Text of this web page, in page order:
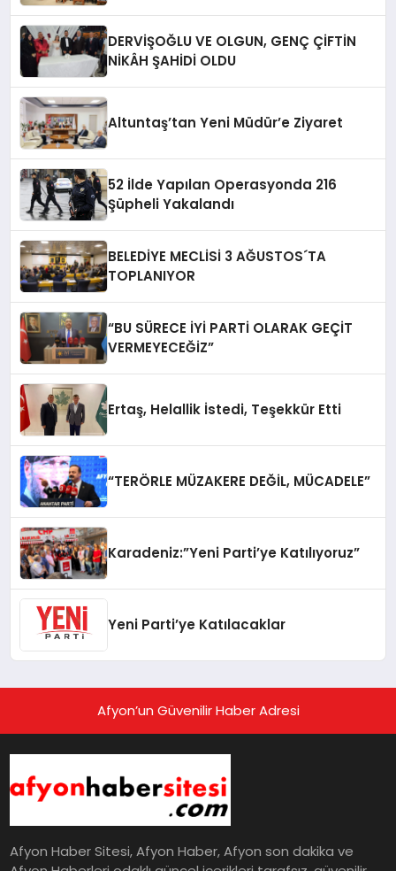
DERVİŞOĞLU VE OLGUN, GENÇ ÇİFTİN
NİKÂH ŞAHİDİ OLDU
Altuntaş’tan Yeni Müdür’e Ziyaret
52 İlde Yapılan Operasyonda 216
Şüpheli Yakalandı
BELEDİYE MECLİSİ 3 AĞUSTOS´TA
TOPLANIYOR
“BU SÜRECE İYİ PARTİ OLARAK GEÇİT
VERMEYECEĞİZ”
Ertaş, Helallik İstedi, Teşekkür Etti
“TERÖRLE MÜZAKERE DEĞİL, MÜCADELE”
Karadeniz:”Yeni Parti’ye Katılıyoruz”
Yeni Parti’ye Katılacaklar
Afyon’un Güvenilir Haber Adresi
Afyon Haber Sitesi, Afyon Haber, Afyon son dakika ve